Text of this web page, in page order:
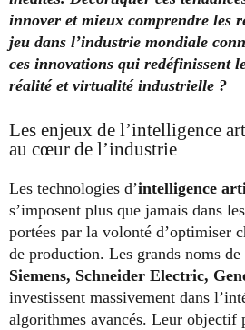
innover et mieux comprendre les
jeu dans l’industrie mondiale
ces innovations qui redéfinissent
réalité et virtualité industrielle ?
Les enjeux de l’intelligence
au cœur de l’industrie
Les technologies d’intelligence
s’imposent plus que jamais dans
portées par la volonté d’optimiser
de production. Les grands noms
Siemens, Schneider Electric,
investissent massivement dans
algorithmes avancés. Leur objectif